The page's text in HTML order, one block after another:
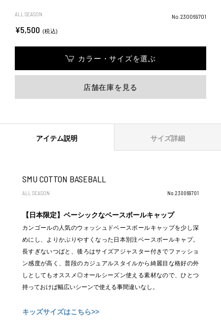
ALL SEASON No.230069701
¥5,500 (税込)
カラー・サイズを選ぶ
店舗在庫を見る
アイテム説明 サイズ詳細
SMU COTTON BASEBALL
ALL SEASON No.230069701
【日本限定】ベーシックなベースボールキャップ
カンゴールの人気のウォッシュドベースボールキャップを少し深
めにし、よりかぶりやすくなった日本別注ベースボールキャプ。
長すぎないつばと、後ろはサイズアジャスター付きでファッショ
ン感度が高く、普段のカジュアルスタイルから綺麗目な格好の外
しとしてもオススメ◎オールシーズン使える素材なので、ひとつ
持っておけば幅広いシーンで使える事間違いなし。
キッズサイズはこちら>>